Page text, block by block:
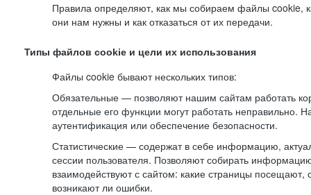
Правила определяют, как мы собираем файлы cookie,
они нам нужны и как отказаться от их передачи.
Типы файлов cookie и цели их использования
Файлы cookie бывают нескольких типов:
Обязательные — позволяют нашим сайтам работать
отдельные его функции могут работать неправильно.
аутентификация или обеспечение безопасности.
Статистические — содержат в себе информацию,
сессии пользователя. Позволяют собирать
взаимодействуют с сайтом: какие страницы посещают,
возникают ли ошибки.